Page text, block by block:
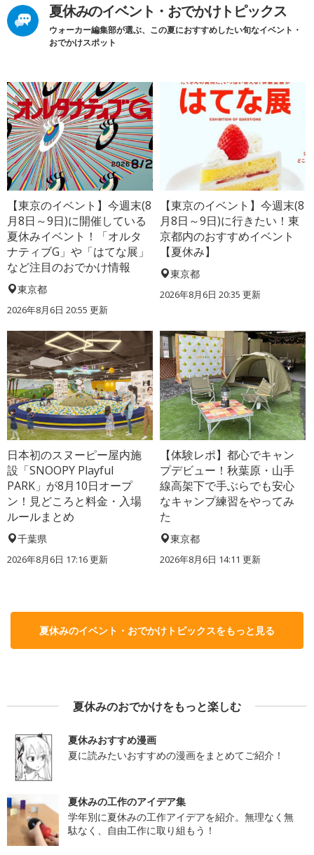
夏休みのイベント・おでかけトピックス
ウォーカー編集部が選ぶ、この夏におすすめしたい旬なイベント・
おでかけスポット
【東京のイベント】今週末(8
月8日～9日)に開催している
夏休みイベント！「オルタ
ナティブG」や「はてな展」
など注目のおでかけ情報
東京都
2026年8月6日 20:55 更新
【東京のイベント】今週末(8
月8日～9日)に行きたい！東
京都内のおすすめイベント
【夏休み】
東京都
2026年8月6日 20:35 更新
日本初のスヌーピー屋内施
設「SNOOPY Playful
PARK」が8月10日オープ
ン！見どころと料金・入場
ルールまとめ
千葉県
2026年8月6日 17:16更新
【体験レポ】都心でキャン
プデビュー！秋葉原・山手
線高架下で手ぶらでも安心
なキャンプ練習をやってみ
た
東京都
2026年8月6日 14:11 更新
夏休みのイベント・おでかけトピックスをもっと見る
夏休みのおでかけをもっと楽しむ
夏休みおすすめ漫画
夏に読みたいおすすめの漫画をまとめてご紹介！
夏休みの工作のアイデア集
学年別に夏休みの工作アイデアを紹介。無理なく無
駄なく、自由工作に取り組もう！